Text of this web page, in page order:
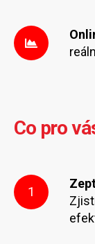
Co pro
1